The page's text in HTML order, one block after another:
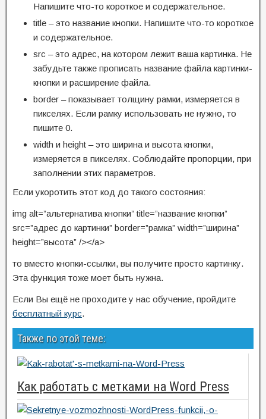
Напишите что-то короткое и содержательное.
title – это название кнопки. Напишите что-то короткое
и содержательное.
src – это адрес, на котором лежит ваша картинка. Не
забудьте также прописать название файла картинки-
кнопки и расширение файла.
border – показывает толщину рамки, измеряется в
пикселях. Если рамку использовать не нужно, то
пишите 0.
width и height – это ширина и высота кнопки,
измеряется в пикселях. Соблюдайте пропорции, при
заполнении этих параметров.
Если укоротить этот код до такого состояния:
img alt=”альтернатива кнопки” title=”название кнопки”
src=”адрес до картинки” border=”рамка” width=”ширина”
height=”высота” /></a>
то вместо кнопки-ссылки, вы получите просто картинку.
Эта функция тоже моет быть нужна.
Если Вы ещё не проходите у нас обучение, пройдите
бесплатный курс.
Также по этой теме:
Как работать с метками на Word Press